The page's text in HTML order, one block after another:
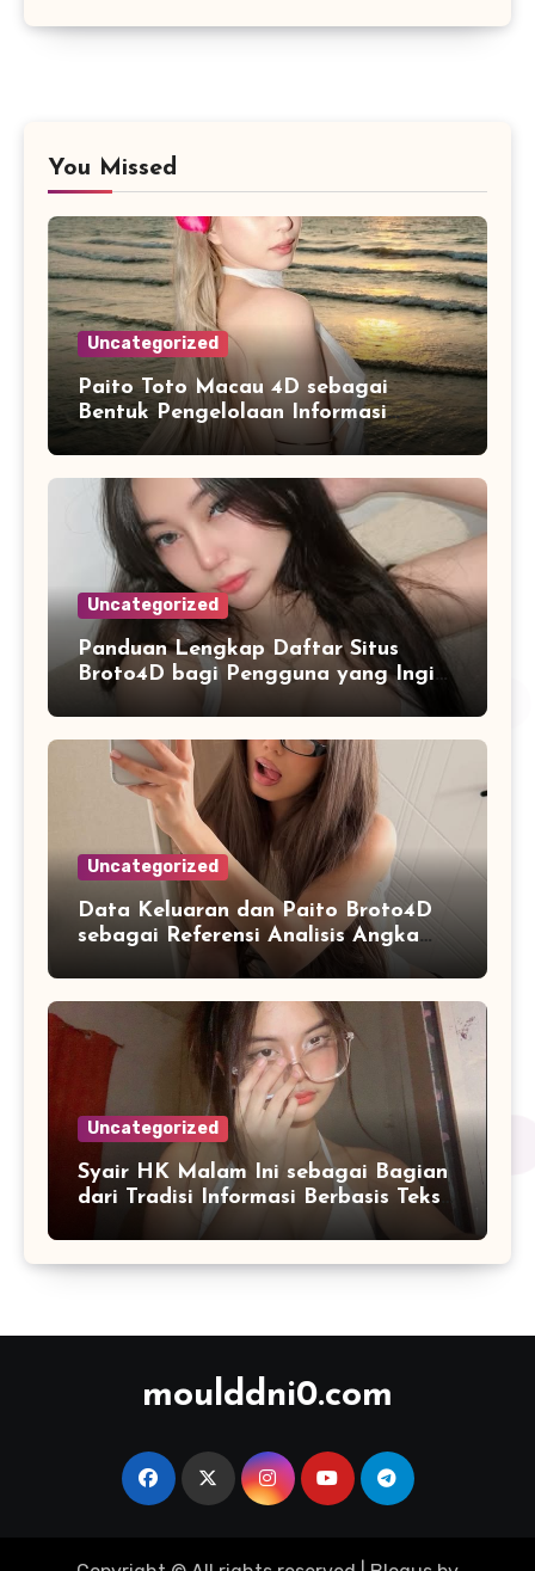
You Missed
Uncategorized
Paito Toto Macau 4D sebagai
Bentuk Pengelolaan Informasi
Digital yang Lebih Terstruktur
Uncategorized
Panduan Lengkap Daftar Situs
Broto4D bagi Pengguna yang Ingin
Mengenal Fitur dan Layanan
Uncategorized
Data Keluaran dan Paito Broto4D
sebagai Referensi Analisis Angka
Masa Kini
Uncategorized
Syair HK Malam Ini sebagai Bagian
dari Tradisi Informasi Berbasis Teks
moulddni0.com